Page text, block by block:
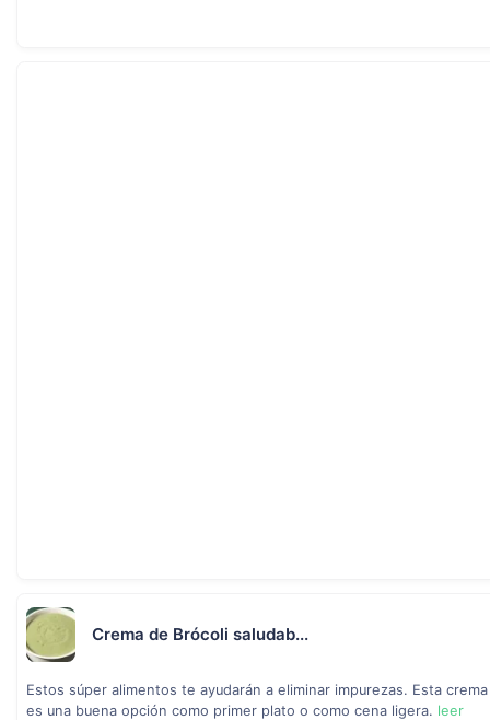
Crema de Brócoli saludab...
Estos súper alimentos te ayudarán a eliminar impurezas. Esta crema
es una buena opción como primer plato o como cena ligera. leer